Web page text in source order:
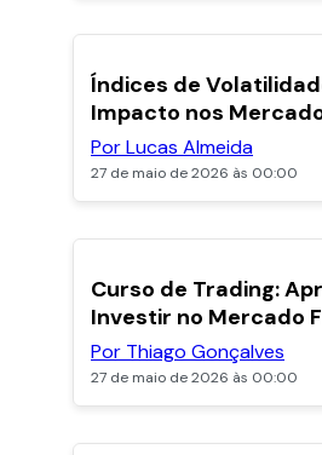
Índices de
Impacto nos
Por Lucas Almeida
27 de maio de 2026 às 00:00
Curso de Trading:
Investir no Mercado
Por Thiago Gonçalves
27 de maio de 2026 às 00:00